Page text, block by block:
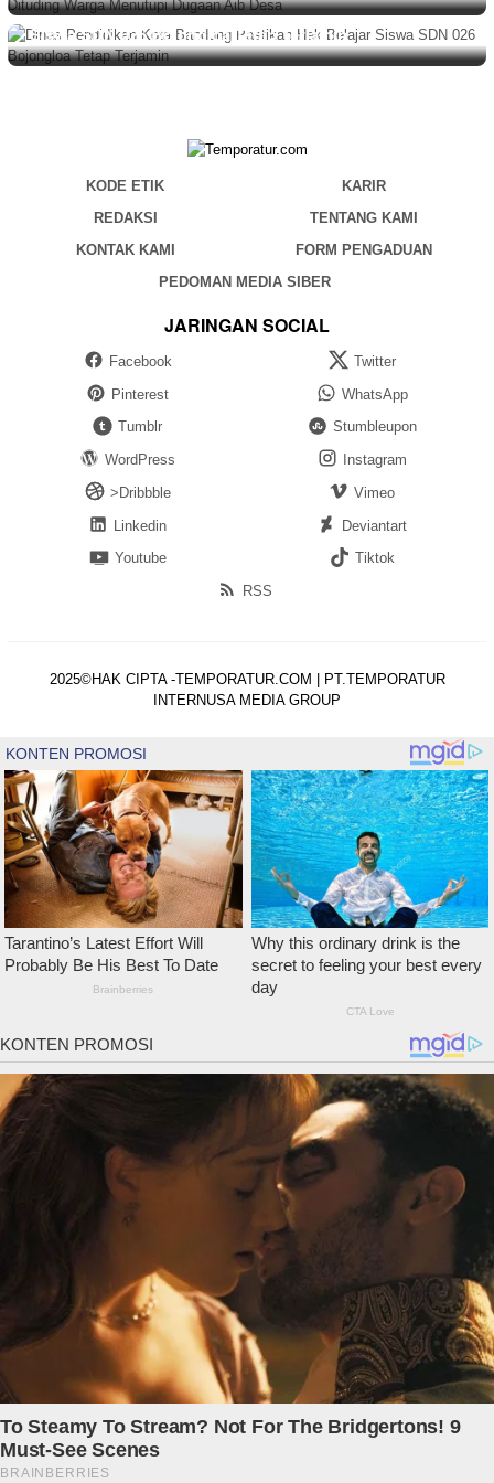
Dinas Pendidikan Kota Bandung Pastikan Hak Belajar
Siswa SDN 026 Bojongloa Tetap Terjamin
KODE ETIK
KARIR
REDAKSI
TENTANG KAMI
KONTAK KAMI
FORM PENGADUAN
PEDOMAN MEDIA SIBER
JARINGAN SOCIAL
Facebook
Twitter
Pinterest
WhatsApp
Tumblr
Stumbleupon
WordPress
Instagram
>Dribbble
Vimeo
Linkedin
Deviantart
Youtube
Tiktok
RSS
2025©HAK CIPTA -TEMPORATUR.COM | PT.TEMPORATUR
INTERNUSA MEDIA GROUP